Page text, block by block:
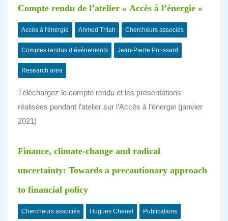
Compte rendu de l’atelier « Accès à l’énergie »
Accès à l'énergie Ahmed Tritah Chercheurs associés
Comptes rendus d’événements Jean-Pierre Ponssard
Research area
Téléchargez le compte rendu et les présentations
réalisées pendant l’atelier sur l’Accès à l’énergie (janvier
2021)
Finance, climate-change and radical
uncertainty: Towards a precautionary approach
to financial policy
Chercheurs associés Hugues Chenet Publications